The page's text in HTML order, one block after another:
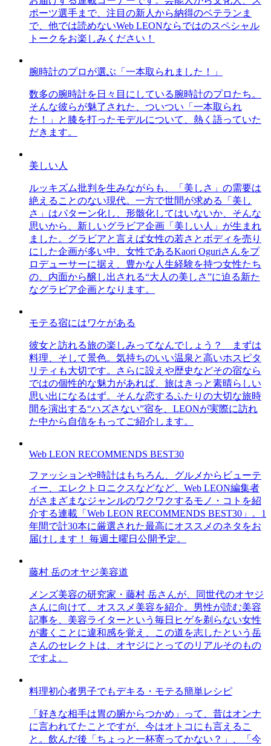
ポーツ選手まで、注目の新人から納得のベテランま
で、他では読めないWeb LEONならではのスペシャル
トークをお楽しみください！
腕時計のプロが選ぶ「一本取られました！」
数多の腕時計を日々目にしている腕時計のプロたち。
そんな彼らが魅了された、ついつい「一本取られ
た！」と膝を打ったモデルについて、熱く語っていた
だきます。
美しい人
ルッキズム批判を生みながらも、「美しさ」の需要は
絶えることのない現代。一方で世間が求める「美し
さ」はパターン化し、形骸化してはいないか、そんな
思いから、新しいグラビア企画「美しい人」が生まれ
ました。グラビアと言えば女性の若さとボディを売り
にした企画が多い中、女性であるKaori Oguriさんをプ
ロデューサーに据え、豊かな人生経験を持つ女性たち
の、内面から醸し出される“大人の美しさ”に迫る新た
なグラビア企画となります。
モテる宿にはワケがある
彼女と訪れる旅の楽しみってなんでしょう？ まずは
料理、そして景色。気持ちのいい温泉と高いホスピタ
リティも大切です。さらに設えや歴史などその宿なら
ではの個性的な魅力があれば、旅はきっと素晴らしい
思い出になるはず。そんな恋するふたりの大切な旅時
間を演出する“ハズさない”宿を、LEONが実際に訪れ
た中から自信をもってご紹介します。
Web LEON RECOMMENDS BEST30
ファッションや時計はもちろん、グルメからビューテ
ィー、エレクトロニクスなどなど、Web LEON編集者
がさまざまなジャンルのワクワクするモノ・コトを紹
介する連載「Web LEON RECOMMENDS BEST30」。1
年間で計30本に厳選された最高にオススメのネタをお
届けします！ 毎週土曜日公開予定。
藤村 岳のオヤジ美容道
メンズ美容の研究家・藤村 岳さんが、同世代のオヤジ
さんに向けて、オススメ美容を紹介。男性が読む美容
記事を、美容ライターという毎日ヒゲを剃らない女性
が書くことに違和感を覚え、この道を志したという岳
さんのセレクトは、オヤジにとってのリアルそのもの
ですよ。
料理初心者男子でもデキる・モテる簡単レシピ
「好きな相手は胃の腑からつかめ」って、昔はオンナ
に言われてたことですが、今はオトコにも言えるこ
と。飲んだ後「ちょっと一杯寄ってかない？」、「今